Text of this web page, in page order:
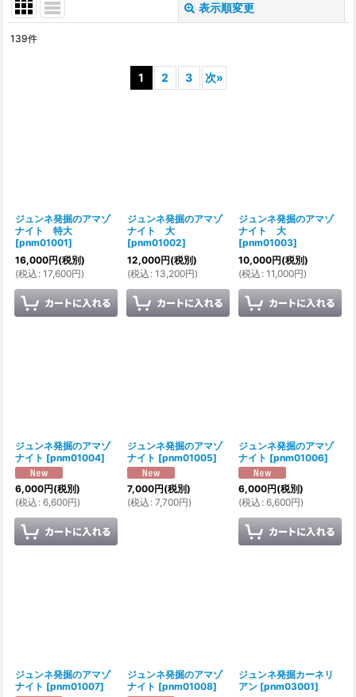
表示順変更
139件
1 2 3 次»
ジュンネ発掘のアマゾ
ナイト 特大
[pnm01001]
16,000円(税別)
(税込 : 17,600円)
ジュンネ発掘のアマゾ
ナイト 大
[pnm01002]
12,000円(税別)
(税込 : 13,200円)
ジュンネ発掘のアマゾ
ナイト 大
[pnm01003]
10,000円(税別)
(税込 : 11,000円)
ジュンネ発掘のアマゾ
ナイト [pnm01004]
6,000円(税別)
(税込 : 6,600円)
ジュンネ発掘のアマゾ
ナイト [pnm01005]
7,000円(税別)
(税込 : 7,700円)
ジュンネ発掘のアマゾ
ナイト [pnm01006]
6,000円(税別)
(税込 : 6,600円)
ジュンネ発掘のアマゾ
ナイト [pnm01007]
ジュンネ発掘のアマゾ
ナイト [pnm01008]
ジュンネ発掘カーネリ
アン [pnm03001]